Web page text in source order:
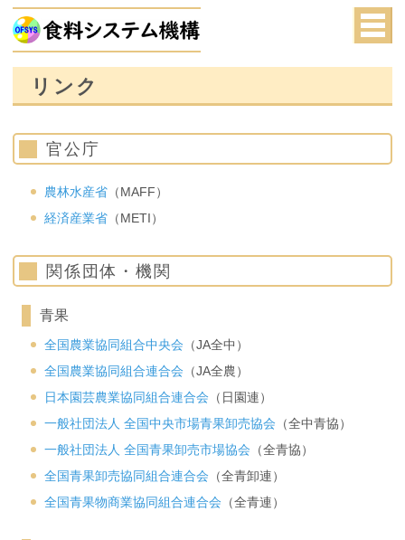
リンク
官公庁
農林水産省 （MAFF）
経済産業省 （METI）
関係団体・機関
青果
全国農業協同組合中央会 （JA全中）
全国農業協同組合連合会 （JA全農）
日本園芸農業協同組合連合会 （日園連）
一般社団法人 全国中央市場青果卸売協会 （全中青協）
一般社団法人 全国青果卸売市場協会 （全青協）
全国青果卸売協同組合連合会 （全青卸連）
全国青果物商業協同組合連合会 （全青連）